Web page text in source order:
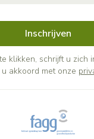
Inschrijven
klikken, schrijft u zich
akkoord met onze